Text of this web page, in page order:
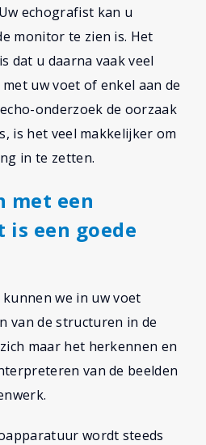
echografist kan u
monitor te zien is. Het
dat u daarna vaak veel
uw voet of enkel aan de
onderzoek de oorzaak
is het veel makkelijker om
in te zetten.
met een
is een goede
we in uw voet
van de structuren in de
maar het herkennen en
van de beelden
wordt steeds